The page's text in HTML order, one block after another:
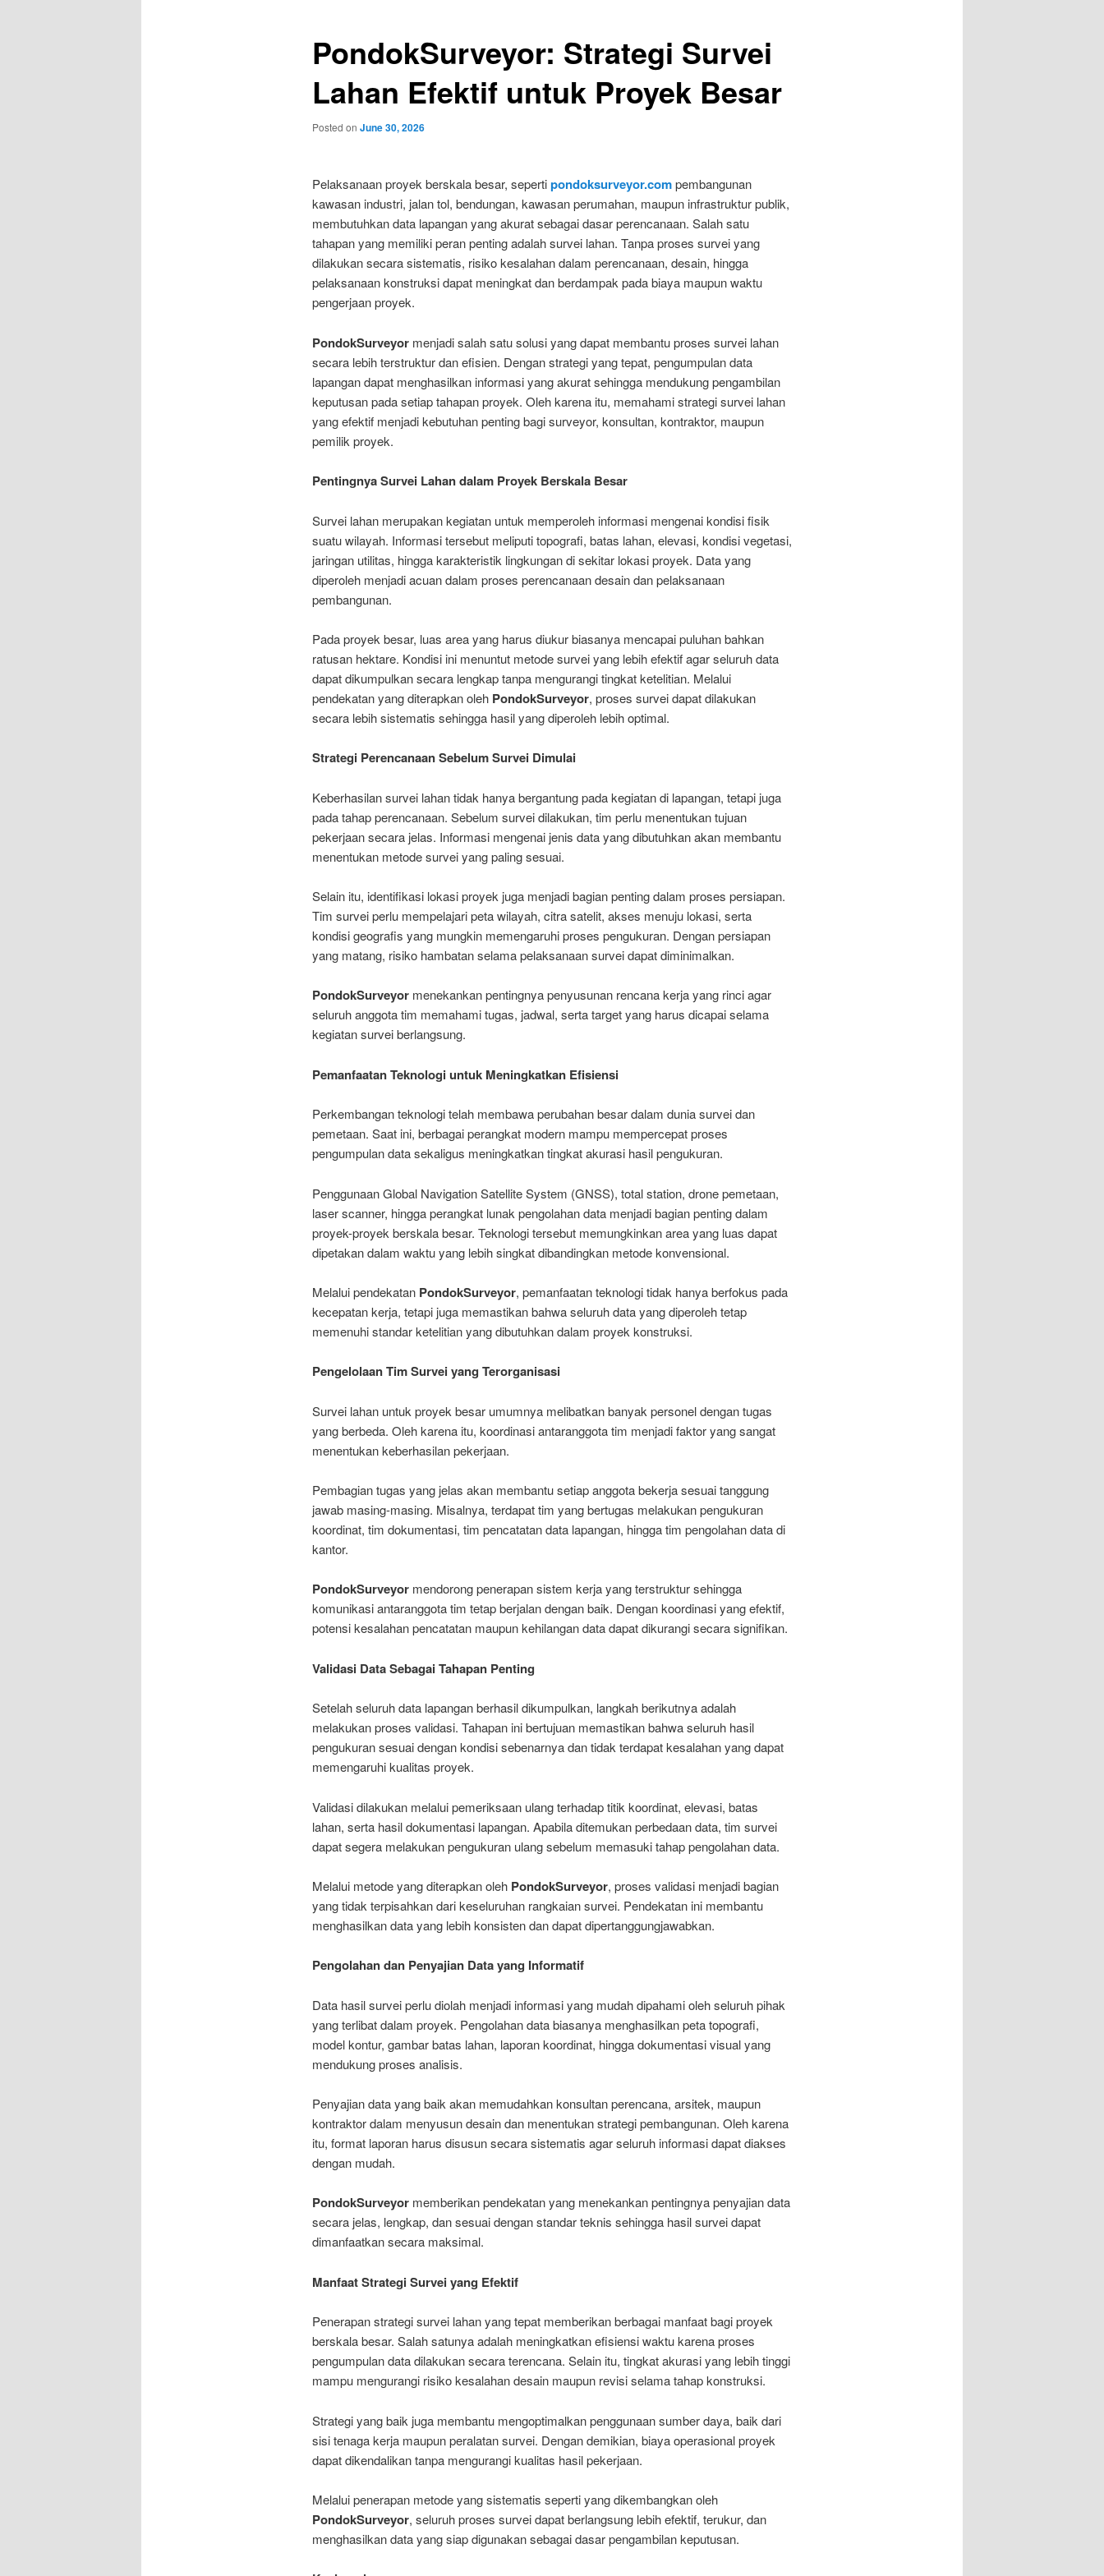
PondokSurveyor: Strategi Survei
Lahan Efektif untuk Proyek Besar
Posted on June 30, 2026
Pelaksanaan proyek berskala besar, sepertipondoksurveyor.compembangunan
kawasan industri, jalan tol, bendungan, kawasan perumahan, maupun infrastruktur publik,
membutuhkan data lapangan yang akurat sebagai dasar perencanaan. Salah satu
tahapan yang memiliki peran penting adalah survei lahan. Tanpa proses survei yang
dilakukan secara sistematis, risiko kesalahan dalam perencanaan, desain, hingga
pelaksanaan konstruksi dapat meningkat dan berdampak pada biaya maupun waktu
pengerjaan proyek.
PondokSurveyormenjadi salah satu solusi yang dapat membantu proses survei lahan
secara lebih terstruktur dan efisien. Dengan strategi yang tepat, pengumpulan data
lapangan dapat menghasilkan informasi yang akurat sehingga mendukung pengambilan
keputusan pada setiap tahapan proyek. Oleh karena itu, memahami strategi survei lahan
yang efektif menjadi kebutuhan penting bagi surveyor, konsultan, kontraktor, maupun
pemilik proyek.
Pentingnya Survei Lahan dalam Proyek Berskala Besar
Survei lahan merupakan kegiatan untuk memperoleh informasi mengenai kondisi fisik
suatu wilayah. Informasi tersebut meliputi topografi, batas lahan, elevasi, kondisi vegetasi,
jaringan utilitas, hingga karakteristik lingkungan di sekitar lokasi proyek. Data yang
diperoleh menjadi acuan dalam proses perencanaan desain dan pelaksanaan
pembangunan.
Pada proyek besar, luas area yang harus diukur biasanya mencapai puluhan bahkan
ratusan hektare. Kondisi ini menuntut metode survei yang lebih efektif agar seluruh data
dapat dikumpulkan secara lengkap tanpa mengurangi tingkat ketelitian. Melalui
pendekatan yang diterapkan oleh PondokSurveyor, proses survei dapat dilakukan
secara lebih sistematis sehingga hasil yang diperoleh lebih optimal.
Strategi Perencanaan Sebelum Survei Dimulai
Keberhasilan survei lahan tidak hanya bergantung pada kegiatan di lapangan, tetapi juga
pada tahap perencanaan. Sebelum survei dilakukan, tim perlu menentukan tujuan
pekerjaan secara jelas. Informasi mengenai jenis data yang dibutuhkan akan membantu
menentukan metode survei yang paling sesuai.
Selain itu, identifikasi lokasi proyek juga menjadi bagian penting dalam proses persiapan.
Tim survei perlu mempelajari peta wilayah, citra satelit, akses menuju lokasi, serta
kondisi geografis yang mungkin memengaruhi proses pengukuran. Dengan persiapan
yang matang, risiko hambatan selama pelaksanaan survei dapat diminimalkan.
PondokSurveyormenekankan pentingnya penyusunan rencana kerja yang rinci agar
seluruh anggota tim memahami tugas, jadwal, serta target yang harus dicapai selama
kegiatan survei berlangsung.
Pemanfaatan Teknologi untuk Meningkatkan Efisiensi
Perkembangan teknologi telah membawa perubahan besar dalam dunia survei dan
pemetaan. Saat ini, berbagai perangkat modern mampu mempercepat proses
pengumpulan data sekaligus meningkatkan tingkat akurasi hasil pengukuran.
Penggunaan Global Navigation Satellite System (GNSS), total station, drone pemetaan,
laser scanner, hingga perangkat lunak pengolahan data menjadi bagian penting dalam
proyek-proyek berskala besar. Teknologi tersebut memungkinkan area yang luas dapat
dipetakan dalam waktu yang lebih singkat dibandingkan metode konvensional.
Melalui pendekatan PondokSurveyor, pemanfaatan teknologi tidak hanya berfokus pada
kecepatan kerja, tetapi juga memastikan bahwa seluruh data yang diperoleh tetap
memenuhi standar ketelitian yang dibutuhkan dalam proyek konstruksi.
Pengelolaan Tim Survei yang Terorganisasi
Survei lahan untuk proyek besar umumnya melibatkan banyak personel dengan tugas
yang berbeda. Oleh karena itu, koordinasi antaranggota tim menjadi faktor yang sangat
menentukan keberhasilan pekerjaan.
Pembagian tugas yang jelas akan membantu setiap anggota bekerja sesuai tanggung
jawab masing-masing. Misalnya, terdapat tim yang bertugas melakukan pengukuran
koordinat, tim dokumentasi, tim pencatatan data lapangan, hingga tim pengolahan data di
kantor.
PondokSurveyormendorong penerapan sistem kerja yang terstruktur sehingga
komunikasi antaranggota tim tetap berjalan dengan baik. Dengan koordinasi yang efektif,
potensi kesalahan pencatatan maupun kehilangan data dapat dikurangi secara signifikan.
Validasi Data Sebagai Tahapan Penting
Setelah seluruh data lapangan berhasil dikumpulkan, langkah berikutnya adalah
melakukan proses validasi. Tahapan ini bertujuan memastikan bahwa seluruh hasil
pengukuran sesuai dengan kondisi sebenarnya dan tidak terdapat kesalahan yang dapat
memengaruhi kualitas proyek.
Validasi dilakukan melalui pemeriksaan ulang terhadap titik koordinat, elevasi, batas
lahan, serta hasil dokumentasi lapangan. Apabila ditemukan perbedaan data, tim survei
dapat segera melakukan pengukuran ulang sebelum memasuki tahap pengolahan data.
Melalui metode yang diterapkan oleh PondokSurveyor, proses validasi menjadi bagian
yang tidak terpisahkan dari keseluruhan rangkaian survei. Pendekatan ini membantu
menghasilkan data yang lebih konsisten dan dapat dipertanggungjawabkan.
Pengolahan dan Penyajian Data yang Informatif
Data hasil survei perlu diolah menjadi informasi yang mudah dipahami oleh seluruh pihak
yang terlibat dalam proyek. Pengolahan data biasanya menghasilkan peta topografi,
model kontur, gambar batas lahan, laporan koordinat, hingga dokumentasi visual yang
mendukung proses analisis.
Penyajian data yang baik akan memudahkan konsultan perencana, arsitek, maupun
kontraktor dalam menyusun desain dan menentukan strategi pembangunan. Oleh karena
itu, format laporan harus disusun secara sistematis agar seluruh informasi dapat diakses
dengan mudah.
PondokSurveyormemberikan pendekatan yang menekankan pentingnya penyajian data
secara jelas, lengkap, dan sesuai dengan standar teknis sehingga hasil survei dapat
dimanfaatkan secara maksimal.
Manfaat Strategi Survei yang Efektif
Penerapan strategi survei lahan yang tepat memberikan berbagai manfaat bagi proyek
berskala besar. Salah satunya adalah meningkatkan efisiensi waktu karena proses
pengumpulan data dilakukan secara terencana. Selain itu, tingkat akurasi yang lebih tinggi
mampu mengurangi risiko kesalahan desain maupun revisi selama tahap konstruksi.
Strategi yang baik juga membantu mengoptimalkan penggunaan sumber daya, baik dari
sisi tenaga kerja maupun peralatan survei. Dengan demikian, biaya operasional proyek
dapat dikendalikan tanpa mengurangi kualitas hasil pekerjaan.
Melalui penerapan metode yang sistematis seperti yang dikembangkan oleh
PondokSurveyor, seluruh proses survei dapat berlangsung lebih efektif, terukur, dan
menghasilkan data yang siap digunakan sebagai dasar pengambilan keputusan.